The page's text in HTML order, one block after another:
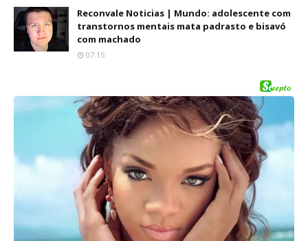
Reconvale Noticias | Mundo: adolescente com
transtornos mentais mata padrasto e bisavó
com machado
07:15